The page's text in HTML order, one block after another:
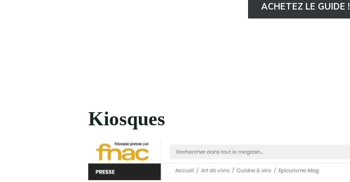
ACHETEZ LE GUIDE !
Kiosques